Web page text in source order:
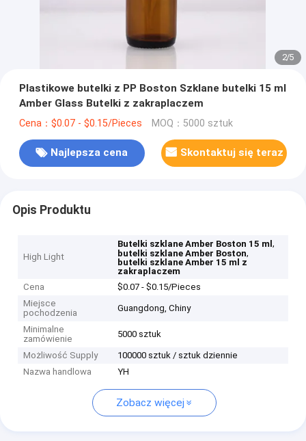
2/5
Plastikowe butelki z PP Boston Szklane butelki 15 ml
Amber Glass Butelki z zakraplaczem
Cena：$0.07 - $0.15/Pieces MOQ：5000 sztuk
Najlepsza cena Skontaktuj się teraz
Opis Produktu
High Light
Butelki szklane Amber Boston 15 ml,
butelki szklane Amber Boston,
butelki szklane Amber 15 ml z
zakraplaczem
Cena
$0.07 - $0.15/Pieces
Miejsce
pochodzenia
Guangdong, Chiny
Minimalne
zamówienie
5000 sztuk
Możliwość Supply
100000 sztuk / sztuk dziennie
Nazwa handlowa
YH
Zobacz więcej